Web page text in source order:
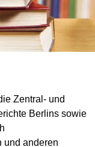
Zentral- und
Berlins sowie
und anderen